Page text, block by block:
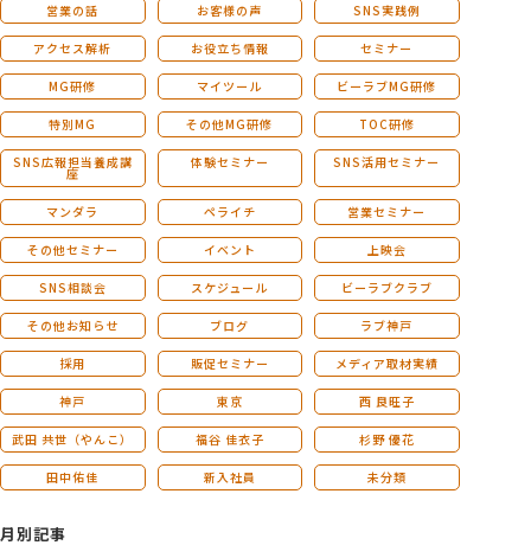
営業の話 お客様の声 SNS実践例
アクセス解析 お役立ち情報 セミナー
MG研修 マイツール ビーラブMG研修
特別MG その他MG研修 TOC研修
SNS広報担当養成講
座
体験セミナー SNS活用セミナー
マンダラ ペライチ 営業セミナー
その他セミナー イベント 上映会
SNS相談会 スケジュール ビーラブクラブ
その他お知らせ ブログ ラブ神戸
採用 販促セミナー メディア取材実績
神戸 東京 西 良旺子
武田 共世（やんこ） 福谷 佳衣子 杉野 優花
田中佑佳 新入社員 未分類
月別記事